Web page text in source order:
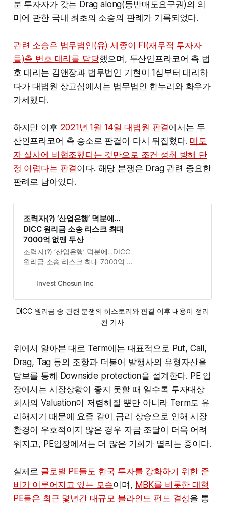
분 투자자가 갖는 Drag along(동반매도요구권)의 의
미에 관한 국내 최초의 소송의 판례가 기록되었다.
관련 소송은 법무법인(유) 세종이 FI(재무적 투자자
들)측 변호 대리를 담당했으며, 두산인프라코어 측 법
호 대리는 김앤장과 법무법인 기현이 1심부터 대리하
다가 대법원 상고심에서는 법무법인 한누리와 화우가
가세했다.
하지만 이후 2021년 1월 14일 대법원 판결에서는 두
산인프라코어 측 승소로 판결이 다시 뒤집혔다. 매도
자 실사에 비협조했다는 것만으로 조건 성취 방해 단
정 어렵다는 판결이다. 해당 분쟁은 Drag 관련 중요한
판례로 남아있다.
조력자(?) ‘산업은행’ 덕분에…
DICC 원리금 소송 리스크 최대
7000억 없앤 두산
조력자(?) ‘산업은행’ 덕분에…DICC
원리금 소송 리스크 최대 7000억 없
Invest Chosun Inc
DICC 원리금 송 관련 분쟁의 히스토리와 판결 이후 내용이 정리
된 기사
위에서 알아본 대로 Term에는 대표적으로 Put, Call,
Drag, Tag 등의 조항과 더불어 발행사의 유형자산을
담보를 통해 Downside protection을 설계한다. PE 입
장에서는 시장상황이 좋지 못할 때 일수록 투자대상
회사의 Valuation이 저렴해질 뿐만 아니라 Term도 유
리해지기 때문에 요즘 같이 금리 상승으로 인해 시장
환경이 우호적이지 않은 경우 자금 조달이 더욱 어려
워지고, PE입장에서는 더 많은 기회가 열리는 중이다.
실제로 글로벌 PE들도 한국 투자를 강화하기 위한 준
비가 이루어지고 있는 모습이며, MBK를 비롯한 대형
PE들은 최근 몇년간 대규모 블라인드 펀드 결성을 통